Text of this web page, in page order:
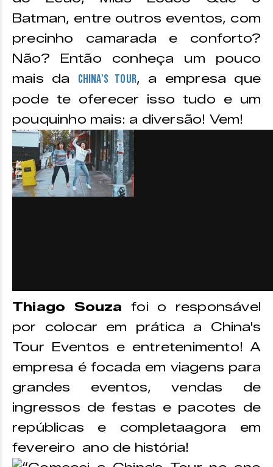
Batman, entre outros eventos, com
precinho camarada e conforto?
Não? Então conheça um pouco
mais da China's Tour, a empresa que
pode te oferecer isso tudo e um
pouquinho mais: a diversão! Vem!
Thiago Souza foi o responsável
por colocar em prática a China's
Tour Eventos e entretenimento! A
empresa é focada em viagens para
grandes eventos, vendas de
ingressos de festas e pacotes de
repúblicas e completaagora em
fevereiro ano de história!